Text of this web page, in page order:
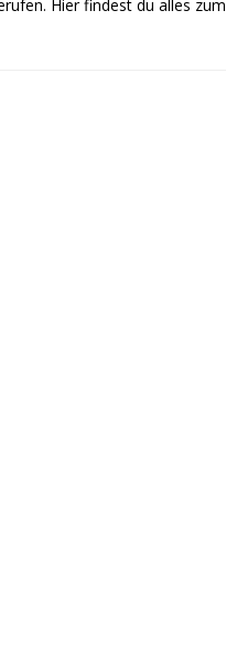
Hier findest du alles zum